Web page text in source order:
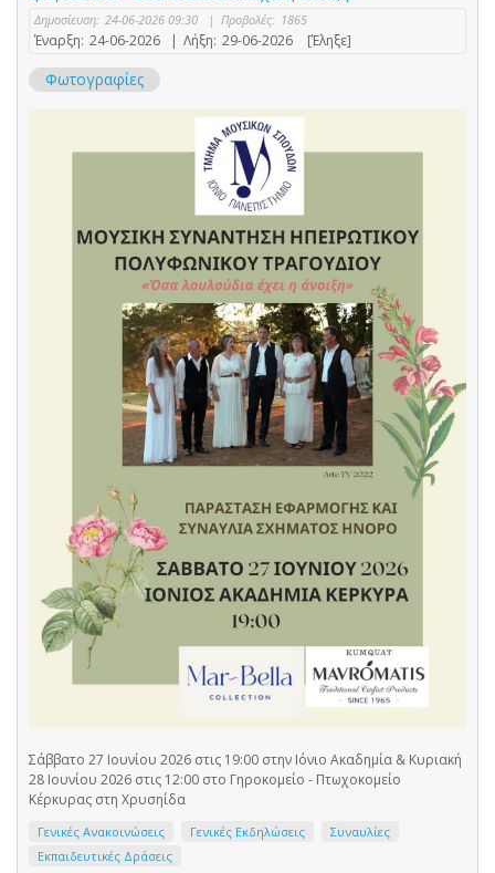
Δημοσίευση: 24-06-2026 09:30 | Προβολές: 1865
Έναρξη: 24-06-2026 | Λήξη: 29-06-2026 [Έληξε]
Φωτογραφίες
Σάββατο 27 Ιουνίου 2026 στις 19:00 στην Ιόνιο Ακαδημία & Κυριακή
28 Ιουνίου 2026 στις 12:00 στο Γηροκομείο - Πτωχοκομείο
Κέρκυρας στη Χρυσηίδα
Γενικές Ανακοινώσεις Γενικές Εκδηλώσεις
Συναυλίες
Εκπαιδευτικές Δράσεις